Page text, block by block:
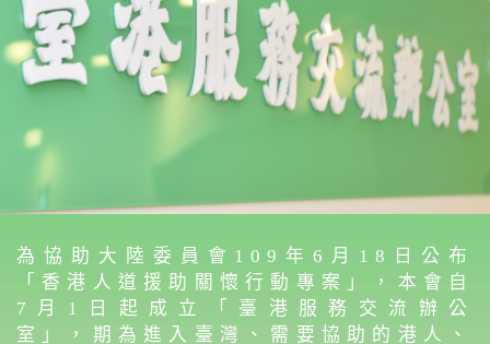
為協助大陸委員會109年6月18日公布
「香港人道援助關懷行動專案」，本會自
7月1日起成立「臺港服務交流辦公
室」，期為進入臺灣、需要協助的港人、